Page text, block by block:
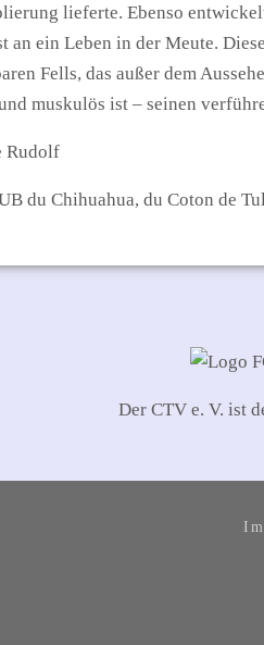
lieferte. Ebenso
an ein Leben in der Meute.
Fells, das außer dem
muskulös ist – seinen
Rudolf
du Chihuahua, du Coton de
Der CTV e. V. ist